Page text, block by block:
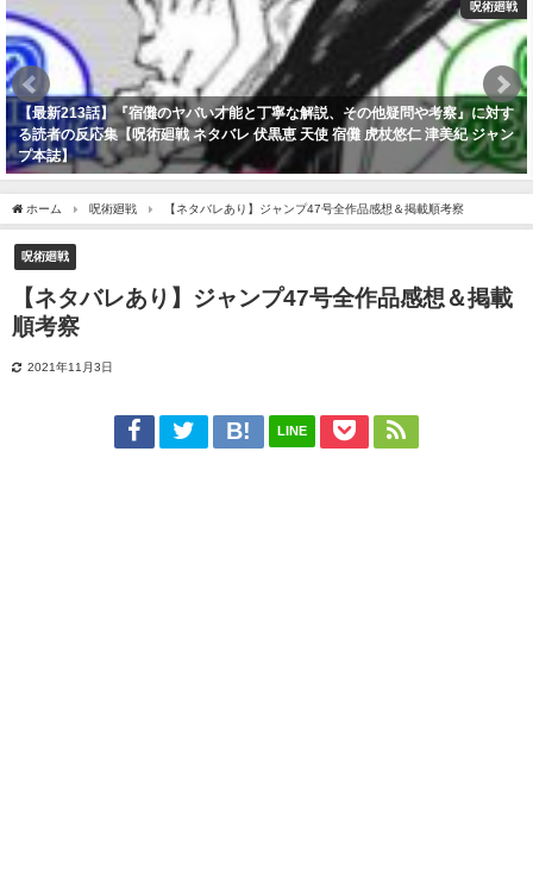
呪術廻戦
【最新213話】『宿儺のヤバい才能と丁寧な解説、その他疑問や考察』に対す
る読者の反応集【呪術廻戦 ネタバレ 伏黒恵 天使 宿儺 虎杖悠仁 津美紀 ジャン
プ本誌】
ホーム 呪術廻戦 【ネタバレあり】ジャンプ47号全作品感想＆掲載順考察
呪術廻戦
【ネタバレあり】ジャンプ47号全作品感想＆掲載
順考察
2021年11月3日
LINE